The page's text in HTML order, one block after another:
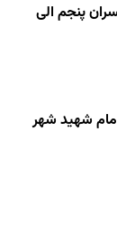
پنجم الی
شهید شهر